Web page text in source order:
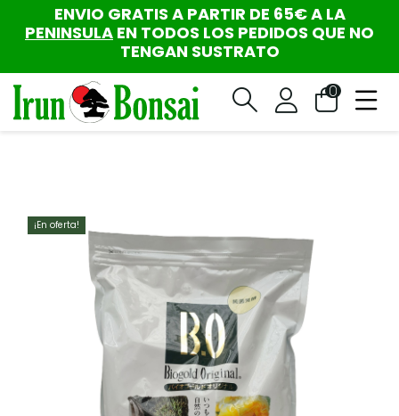
ENVIO GRATIS A PARTIR DE 65€ A LA
PENINSULA EN TODOS LOS PEDIDOS QUE NO
TENGAN SUSTRATO
0
¡En oferta!